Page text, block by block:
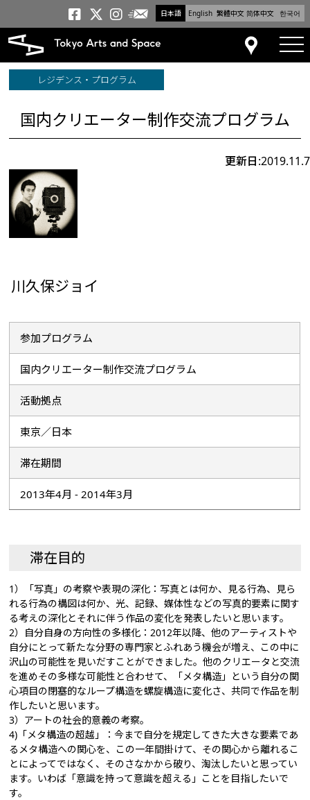
日本語 English 繁體中文 简体中文 한국어
トーキョーアーツアンド
トーキョーアーツアンド
トーキョーアーツア
メールニュース
アクセス
レジデンス・プログラム
国内クリエーター制作交流プログラム
更新日:2019.11.7
川久保ジョイ
参加プログラム
国内クリエーター制作交流プログラム
活動拠点
東京／日本
滞在期間
2013年4月 - 2014年3月
滞在目的
1）「写真」の考察や表現の深化：写真とは何か、見る行為、見ら
れる行為の構図は何か、光、記録、媒体性などの写真的要素に関す
る考えの深化とそれに伴う作品の変化を発表したいと思います。
2）自分自身の方向性の多様化：2012年以降、他のアーティストや
自分にとって新たな分野の専門家とふれあう機会が増え、この中に
沢山の可能性を見いだすことができました。他のクリエータと交流
を進めその多様な可能性と合わせて、「メタ構造」という自分の関
心項目の閉塞的なループ構造を螺旋構造に変化さ、共同で作品を制
作したいと思います。
3）アートの社会的意義の考察。
4)「メタ構造の超越」：今まで自分を規定してきた大きな要素であ
るメタ構造への関心を、この一年間掛けて、その関心から離れるこ
とによってではなく、そのさなかから破り、淘汰したいと思ってい
ます。いわば「意識を持って意識を超える」ことを目指したいで
す。